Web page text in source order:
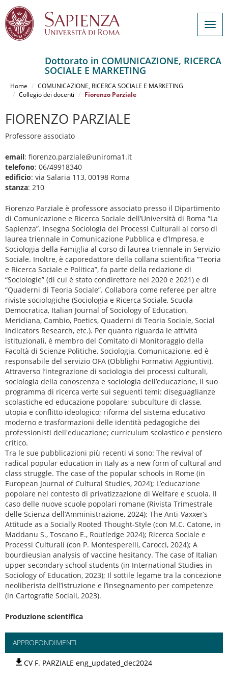
contenuto
Dottorato in COMUNICAZIONE, RICERCA
SOCIALE E MARKETING
Home
COMUNICAZIONE, RICERCA SOCIALE E MARKETING
Collegio dei docenti
Fiorenzo Parziale
FIORENZO PARZIALE
Professore associato
email: fiorenzo.parziale@uniroma1.it
telefono: 06/49918340
edificio: via Salaria 113, 00198 Roma
stanza: 210
Fiorenzo Parziale è professore associato presso il Dipartimento
di Comunicazione e Ricerca Sociale dell’Università di Roma “La
Sapienza”. Insegna Sociologia dei Processi Culturali al corso di
laurea triennale in Comunicazione Pubblica e d’Impresa, e
Sociologia della Famiglia al corso di laurea triennale in Servizio
Sociale. Inoltre, è caporedattore della collana scientifica “Teoria
e Ricerca Sociale e Politica”, fa parte della redazione di
“Sociologie” (di cui è stato condirettore nel 2020 e 2021) e di
“Quaderni di Teoria Sociale”. Collabora come referee per altre
riviste sociologiche (Sociologia e Ricerca Sociale, Scuola
Democratica, Italian Journal of Sociology of Education,
Meridiana, Cambio, Poetics, Quaderni di Teoria Sociale, Social
Indicators Research, etc.). Per quanto riguarda le attività
istituzionali, è membro del Comitato di Monitoraggio della
Facoltà di Scienze Politiche, Sociologia, Comunicazione, ed è
responsabile del servizio OFA (Obblighi Formativi Aggiuntivi).
Attraverso l’integrazione di sociologia dei processi culturali,
sociologia della conoscenza e sociologia dell’educazione, il suo
programma di ricerca verte sui seguenti temi: diseguaglianze
scolastiche ed educazione popolare; subculture di classe,
utopia e conflitto ideologico; riforma del sistema educativo
moderno e trasformazioni delle identità pedagogiche dei
professionisti dell'educazione; curriculum scolastico e pensiero
critico.
Tra le sue pubblicazioni più recenti vi sono: The revival of
radical popular education in Italy as a new form of cultural and
class struggle. The case of the popular schools in Rome (in
European Journal of Cultural Studies, 2024); L’educazione
popolare nel contesto di privatizzazione di Welfare e scuola. Il
caso delle nuove scuole popolari romane (Rivista Trimestrale
delle Scienza dell’Amministrazione, 2024); The Anti-Vaxxer’s
Attitude as a Socially Rooted Thought-Style (con M.C. Catone, in
Maddanu S., Toscano E., Routledge 2024); Ricerca Sociale e
Processi Culturali (con P. Montesperelli, Carocci, 2024); A
bourdieusian analysis of vaccine hesitancy. The case of Italian
upper secondary school students (in International Studies in
Sociology of Education, 2023); Il sottile legame tra la concezione
neoliberista dell’istruzione e l’insegnamento per competenze
(in Cartografie Sociali, 2023).
Produzione scientifica
APPROFONDIMENTI
CV F. PARZIALE eng_updated_dec2024